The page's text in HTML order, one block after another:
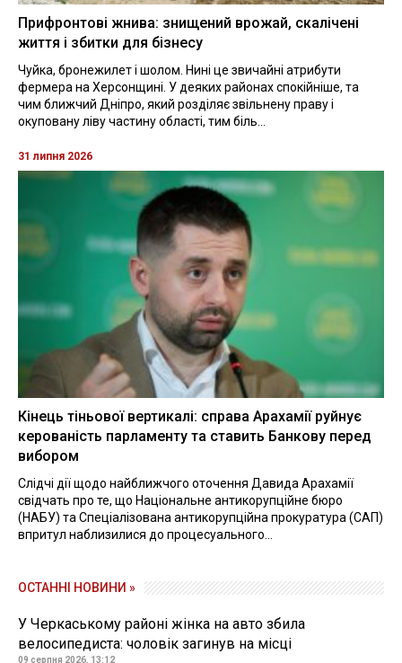
Прифронтові жнива: знищений врожай, скалічені
життя і збитки для бізнесу
Чуйка, бронежилет і шолом. Нині це звичайні атрибути
фермера на Херсонщині. У деяких районах спокійніше, та
чим ближчий Дніпро, який розділяє звільнену праву і
окуповану ліву частину області, тим біль...
31 липня 2026
Кінець тіньової вертикалі: справа Арахамії руйнує
керованість парламенту та ставить Банкову перед
вибором
Слідчі дії щодо найближчого оточення Давида Арахамії
свідчать про те, що Національне антикорупційне бюро
(НАБУ) та Спеціалізована антикорупційна прокуратура (САП)
впритул наблизилися до процесуального...
ОСТАННІ НОВИНИ »
У Черкаському районі жінка на авто збила
велосипедиста: чоловік загинув на місці
09 серпня 2026, 13:12